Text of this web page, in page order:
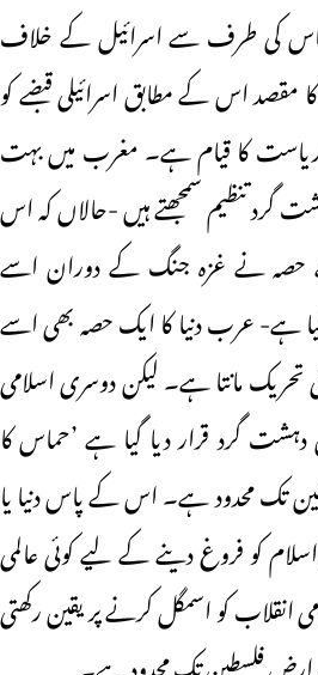
کی طرف سے اسرائیل کے خلاف
اس کے مطابق اسرائیلی قبضے کو
ریاست کا قیام ہے۔ مغرب میں بہت
تنظیم سمجھتے ہیں -حالاں کہ اس
نے غزہ جنگ کے دوران اسے
ہے- عرب دنیا کا ایک حصہ بھی اسے
تحریک مانتا ہے۔ لیکن دوسری اسلامی
گرد قرار دیا گیا ہے ’حماس کا
تک محدود ہے۔ اس کے پاس دنیا یا
کو فروغ دینے کے لیے کوئی عالمی
انقلاب کو اسمگل کرنے پر یقین رکھتی